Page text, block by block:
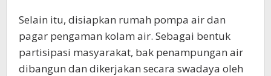
Selain itu, disiapkan rumah pompa air dan
pagar pengaman kolam air. Sebagai bentuk
partisipasi masyarakat, bak penampungan air
dibangun dan dikerjakan secara swadaya oleh